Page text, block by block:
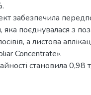
забезпечила
яка поєднувалася з
а листова
Concentrate».
становила 0,98